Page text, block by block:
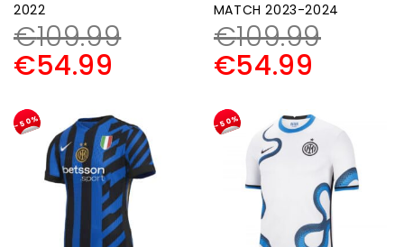
2022
€109.99
€54.99
MATCH 2023-2024
€109.99
€54.99
-50% -50%